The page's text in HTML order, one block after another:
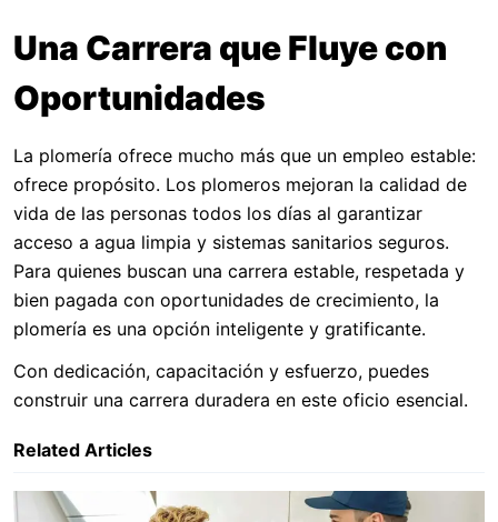
Una Carrera que Fluye con
Oportunidades
La plomería ofrece mucho más que un empleo estable:
ofrece propósito. Los plomeros mejoran la calidad de
vida de las personas todos los días al garantizar
acceso a agua limpia y sistemas sanitarios seguros.
Para quienes buscan una carrera estable, respetada y
bien pagada con oportunidades de crecimiento, la
plomería es una opción inteligente y gratificante.
Con dedicación, capacitación y esfuerzo, puedes
construir una carrera duradera en este oficio esencial.
Related Articles